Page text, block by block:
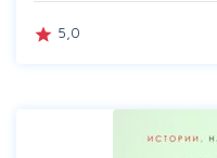
grade 5,0